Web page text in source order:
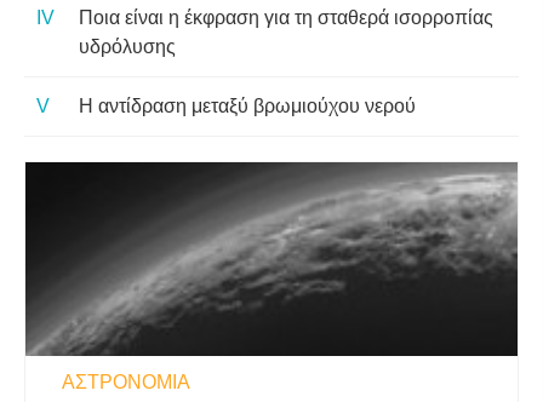
Ποια είναι η έκφραση για τη σταθερά ισορροπίας
υδρόλυσης
Η αντίδραση μεταξύ βρωμιούχου νερού
ΑΣΤΡΟΝΟΜΊΑ